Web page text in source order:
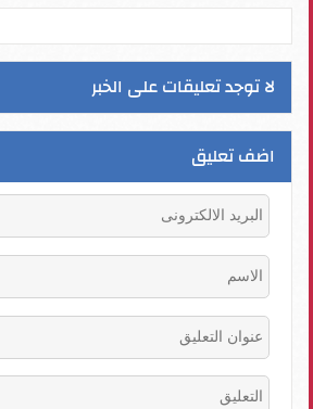
لا توجد تعليقات على الخبر
اضف تعليق